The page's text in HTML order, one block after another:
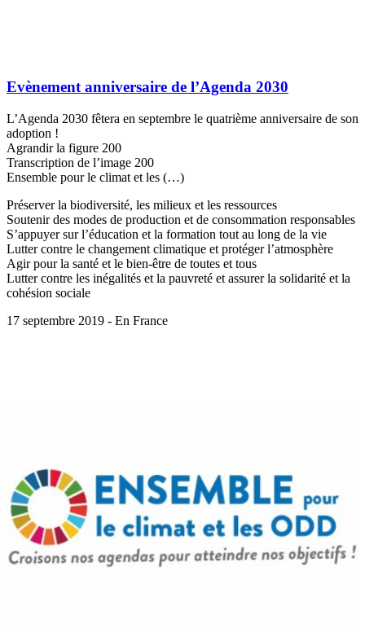
Evènement anniversaire de l’Agenda 2030
L’Agenda 2030 fêtera en septembre le quatrième anniversaire de son
adoption !
Agrandir la figure 200
Transcription de l’image 200
Ensemble pour le climat et les (…)
Préserver la biodiversité, les milieux et les ressources
Soutenir des modes de production et de consommation responsables
S’appuyer sur l’éducation et la formation tout au long de la vie
Lutter contre le changement climatique et protéger l’atmosphère
Agir pour la santé et le bien-être de toutes et tous
Lutter contre les inégalités et la pauvreté et assurer la solidarité et la
cohésion sociale
17 septembre 2019 - En France